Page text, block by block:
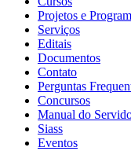
Projetos e
Serviços
Editais
Documentos
Contato
Perguntas
Concursos
Manual do
Siass
Eventos